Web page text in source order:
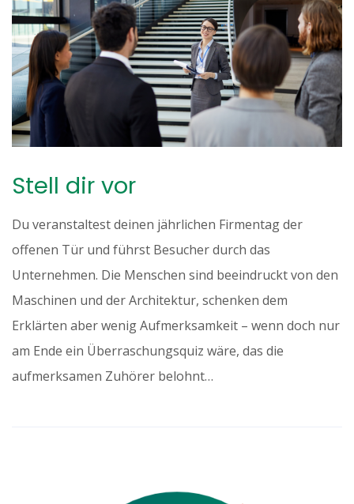
Stell dir vor
Du veranstaltest deinen jährlichen Firmentag der
offenen Tür und führst Besucher durch das
Unternehmen. Die Menschen sind beeindruckt von den
Maschinen und der Architektur, schenken dem
Erklärten aber wenig Aufmerksamkeit – wenn doch nur
am Ende ein Überraschungsquiz wäre, das die
aufmerksamen Zuhörer belohnt…